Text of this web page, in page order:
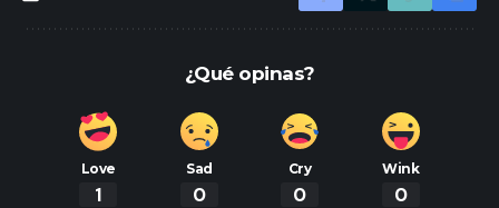
¿Qué opinas?
Love
1
Sad
0
Cry
0
Wink
0